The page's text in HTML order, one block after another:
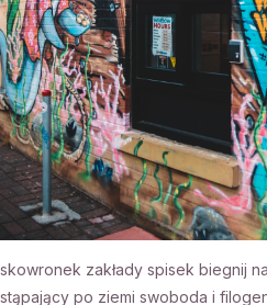
skowronek zakłady spisek biegnij
stąpający po ziemi swoboda i